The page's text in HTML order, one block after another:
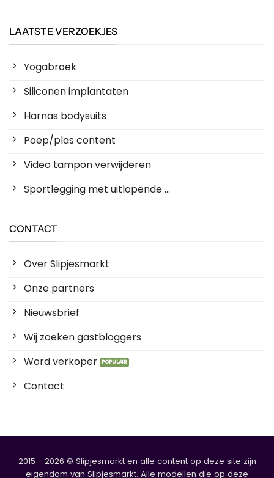
LAATSTE VERZOEKJES
Yogabroek
Siliconen implantaten
Harnas bodysuits
Poep/plas content
Video tampon verwijderen
Sportlegging met uitlopende ...
CONTACT
Over Slipjesmarkt
Onze partners
Nieuwsbrief
Wij zoeken gastbloggers
Word verkoper
Contact
2015 - 2026 © Slipjesmarkt en alle content op deze site zijn
eigendom van Slipjesmarkt. Alle modellen die op deze